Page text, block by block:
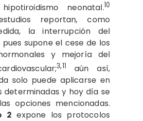
neonatal.10
reportan, como
la interrupción del
supone el cese de los
y mejoría del
3,11
aún así,
solo puede aplicarse en
determinadas y hoy día se
opciones mencionadas.
2 expone los protocolos